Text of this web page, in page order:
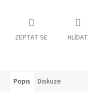
ZEPTAT SE HLÍDAT
Popis Diskuze